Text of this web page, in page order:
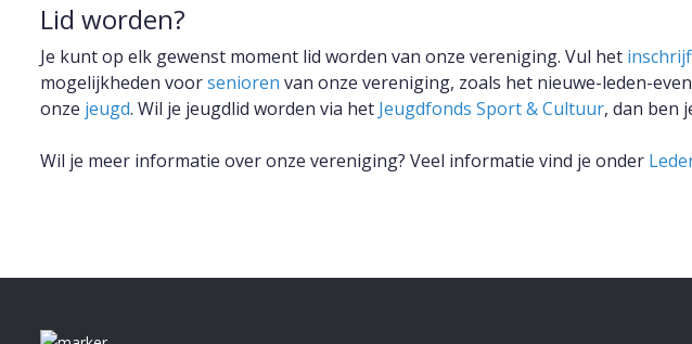
Lid worden?
Je kunt op elk gewenst moment lid worden van onze vereniging. Vul het
mogelijkheden voorsenioren van onze vereniging, zoals het nieuwe-leden-
onze jeugd. Wil je jeugdlid worden via het Jeugdfonds Sport & Cultuur, dan ben
Wil je meer informatie over onze vereniging? Veel informatie vind je onder